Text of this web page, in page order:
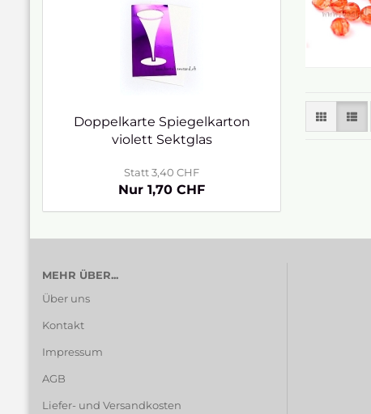
Doppelkarte Spiegelkarton
violett Sektglas
Statt 3,40 CHF
Nur 1,70 CHF
MEHR ÜBER...
Über uns
Kontakt
Impressum
AGB
Liefer- und Versandkosten